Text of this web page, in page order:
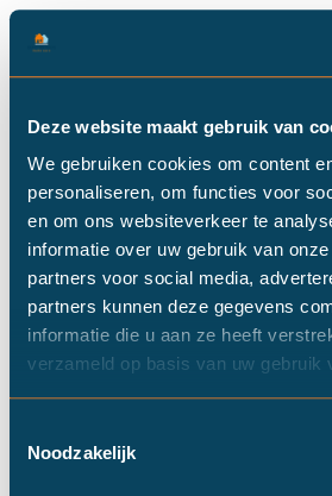
Deze website maakt gebruik van
We gebruiken cookies om content
personaliseren, om functies voor
en om ons websiteverkeer te
informatie over uw gebruik van
partners voor social media,
partners kunnen deze gegevens
informatie die u aan ze heeft
verzameld op basis van uw gebruik
Noodzakelijk
status: